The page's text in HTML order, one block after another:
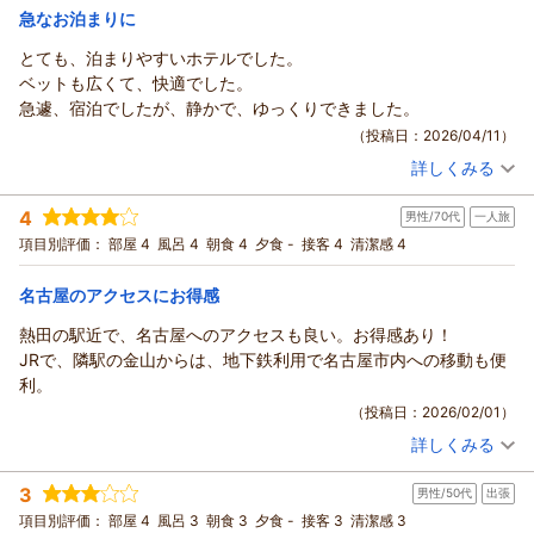
宿泊価格帯： 7,001～8,000円(大人一人あたり/税込)
熱田の杜 ホテル深翠苑からの返信
美花さま
この度は当館をご利用いただき、まことにありがとうございま
チェックインや館内のシステムが変更しておりましたが、無事
受付できた様子で、私どもも投稿をみて安心しました。
今後もお客様にご満足いただけるよう努めてまいります
投稿ありがとうございました
またのご利用おまちしております
急なお泊まりに
とても、泊まりやすいホテルでした。
ベットも広くて、快適でした。
急遽、宿泊でしたが、静かで、ゆっくりできました。
（投稿日：2026/04/11）
投稿者： はつみさん(女性/50代)
宿泊プラン： ☆ビジネスマン応援！シングルプラン（朝食無料サービス）☆
シングル 朝のみ
宿泊価格帯： 5,001～6,000円(大人一人あたり/税込)
はつみさま
この度はホテルがたくさんある中、当館をご利用いただき誠に
ありがとうございます
また、宿泊当日はごゆっくりできたようで安心いたしました。
今後もお客様に喜んでいただける施設をめざしてまいります。
今後ともお引き立て賜りますようよろしくお願い申し上げます
（返信日：2026/05/27）
詳しくみる
4 男性/70代 一人旅
項目別評価： 部屋 4 風呂 4 朝食 4 夕食 - 接客 4 清潔感 4
名古屋のアクセスにお得感
熱田の駅近で、名古屋へのアクセスも良い。お得感あり！
JRで、隣駅の金山からは、地下鉄利用で名古屋市内への移動も便
利。
（投稿日：2026/02/01）
投稿者： よっちゃんさん(男性/70代)
宿泊プラン： ☆ビジネスマン応援！シングルプラン（朝食無料サービス）☆
シングル 朝のみ
詳しくみる
3 男性/50代 出張
項目別評価： 部屋 4 風呂 3 朝食 3 夕食 - 接客 3 清潔感 3